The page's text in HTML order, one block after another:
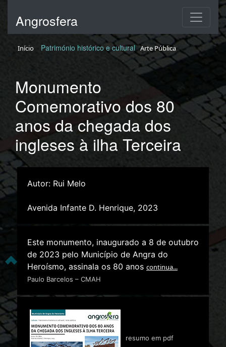
Angrosfera
Início Património histórico e cultural Arte Pública
Monumento
Comemorativo dos 80
anos da chegada dos
ingleses à ilha Terceira
Autor: Rui Melo
Avenida Infante D. Henrique, 2023
Este monumento, inaugurado a 8 de outubro
de 2023 pelo Município de Angra do
Heroísmo, assinala os 80 anos continua...
Paulo Barcelos – CMAH
resumo em pdf